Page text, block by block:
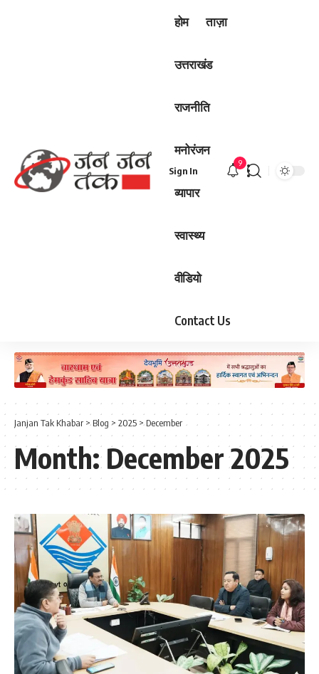
होम ताज़ा
उत्तराखंड
राजनीति
मनोरंजन
व्यापार
स्वास्थ्य
वीडियो
Contact Us
Sign In
9
Janjan Tak Khabar >Blog > 2025 >December
Month:December 2025